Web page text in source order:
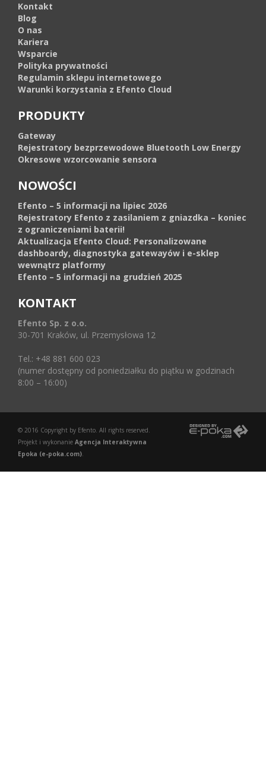
Kontakt
Blog
O nas
Kariera
Wsparcie
Polityka prywatności
Regulamin sklepu internetowego
Warunki korzystania z Efento Cloud
PRODUKTY
Gateway
Rejestratory bezprzewodowe Bluetooth Low Energy
Okresowe wzorcowanie sensora
NOWOŚCI
Efento – 5 informacji na lipiec 2026
Rejestratory Efento z zasilaniem z gniazdka – koniec
z ograniczeniami baterii!
Aktualizacja Efento Cloud: Personalizowane
dashboardy, diagnostyka gatewayów i e-sklep
wewnątrz platformy
Efento – 5 informacji na grudzień 2025
KONTAKT
Efento Sp. z o.o.
30-701 Kraków, ul. Przemysłowa 12
Tel.: +48 881 600 023
(numer dostępny od poniedziałku do piątku w godzinach
8:00 – 16:00)
© 2016 Copyright by Efento. All rights reserved.
Projekt i wykonanie Agencja Interaktywna
Epoka (e-poka.com).